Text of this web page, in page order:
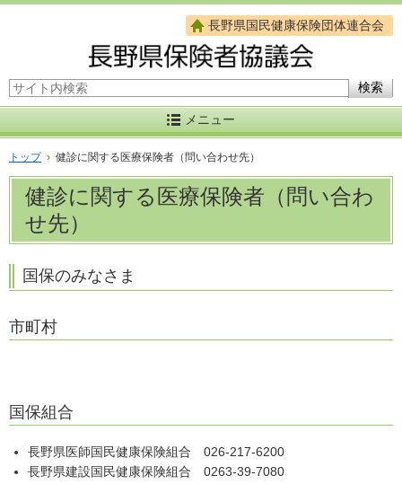
長野県国民健康保険団体連合会
サイト内検索
メニュー
トップ › 健診に関する医療保険者（問い合わせ先）
健診に関する医療保険者（問い合わ
せ先）
国保のみなさま
市町村
国保組合
長野県医師国民健康保険組合 026-217-6200
長野県建設国民健康保険組合 0263-39-7080